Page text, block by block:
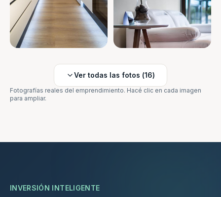
Ver todas las fotos (16)
Fotografías reales del emprendimiento. Hacé clic en cada imagen
para ampliar.
INVERSIÓN INTELIGENTE